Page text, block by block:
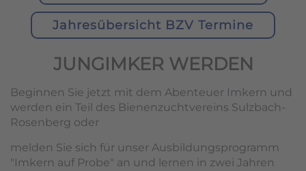
Jahresübersicht BZV Termine
JUNGIMKER WERDEN
Beginnen Sie jetzt mit dem Abenteuer Imkern und
werden ein Teil des Bienenzuchtvereins Sulzbach-
Rosenberg oder
melden Sie sich für unser Ausbildungsprogramm
"Imkern auf Probe" an und lernen in zwei Jahren